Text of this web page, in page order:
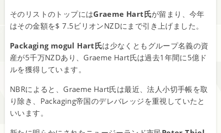
そのリストのトップにはGraeme Hart氏が留まり、今年
はその金額を$ 7.5ビリオンNZDにまで引き上げました。
Packaging mogul Hart氏は少なくともグループ名義の資
産が5千万NZDあり、Graeme Hart氏は過去1年間に5億ド
ルを獲得しています。
NBRによると、Graeme Hart氏は最近、法人小切手帳を取
り除き、Packaging帝国のデレバレッジを重視していたと
いいます。